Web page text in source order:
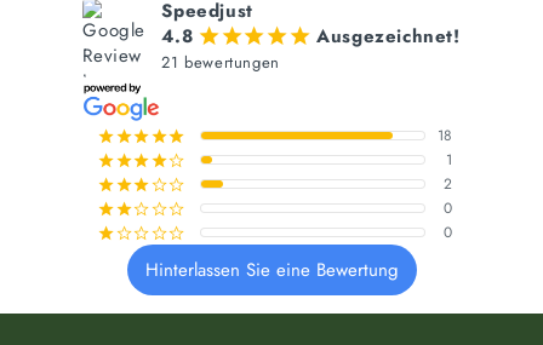
Speedjust
4.8 ¡¡¡¡¡ Ausgezeichnet!
21 bewertungen
¡¡¡¡¡ 18
¡¡¡¡¢ 1
¡¡¡¢¢ 2
¡¡¢¢¢ 0
¡¢¢¢¢ 0
Hinterlassen Sie eine Bewertung